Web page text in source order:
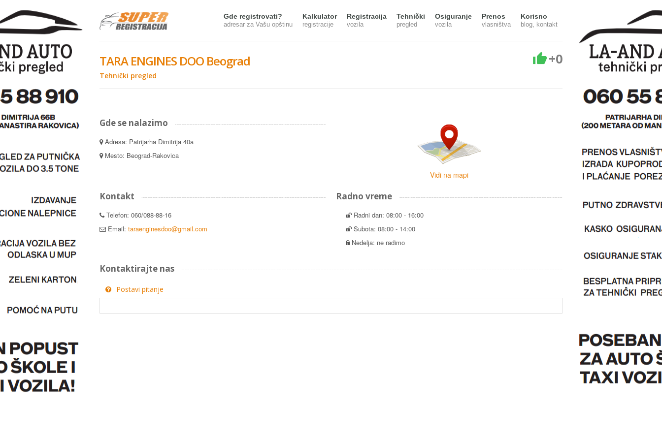
Gde registrovati?
adresar za Vašu opštinu
Kalkulator
registracije
Registracija
vozila
Tehnički
pregled
Osiguranje
vozila
Prenos
vlasništva
Korisno
blog, kontakt
TARA ENGINES DOO Beograd
Tehnički pregled
+0
Gde se nalazimo
Adresa: Patrijarha Dimitrija 40a
Mesto: Beograd-Rakovica
Vidi na mapi
Kontakt
Telefon: 060/088-88-16
Email: taraenginesdoo@gmail.com
Radno vreme
Radni dan: 08:00 - 16:00
Subota: 08:00 - 14:00
Nedelja: ne radimo
Kontaktirajte nas
Postavi pitanje